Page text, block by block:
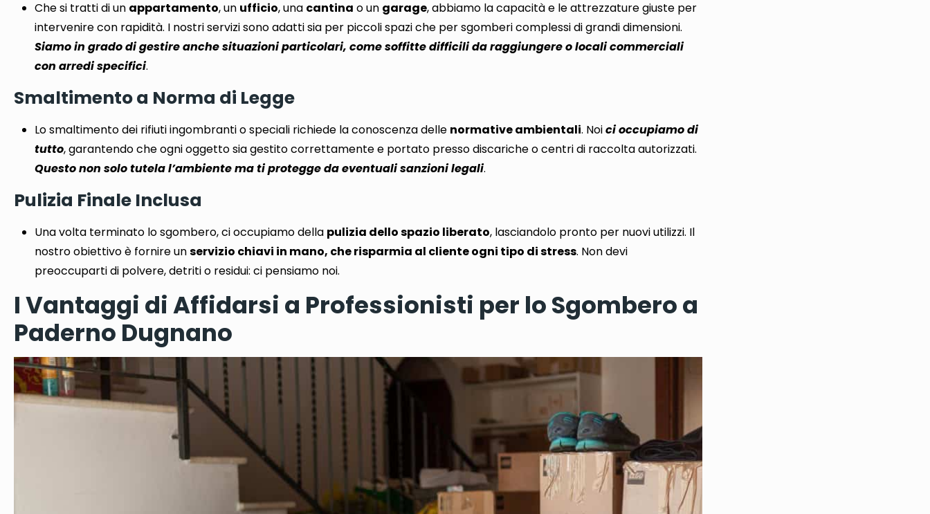
Che si tratti di un appartamento, un ufficio, una cantina o un garage, abbiamo la capacità e le attrezzature giuste per
intervenire con rapidità. I nostri servizi sono adatti sia per piccoli spazi che per sgomberi complessi di grandi dimensioni.
Siamo in grado di gestire anche situazioni particolari, come soffitte difficili da raggiungere o locali commerciali
con arredi specifici.
Smaltimento a Norma di Legge
Lo smaltimento dei rifiuti ingombranti o speciali richiede la conoscenza delle normative ambientali. Noici occupiamo di
tutto, garantendo cheogni oggetto sia gestito correttamente e portato presso discaricheo centri di raccolta autorizzati.
Questo non solo tutela l’ambiente ma ti protegge da eventuali sanzioni legali.
Pulizia Finale Inclusa
Una volta terminato lo sgombero,ci occupiamo della pulizia dello spazio liberato, lasciandolo pronto per nuovi utilizzi. Il
nostro obiettivo è fornire unservizio chiavi in ​​mano, che risparmia al cliente ogni tipo di stress. Non devi
preoccuparti di polvere, detriti o residui: ci pensiamo noi.
I Vantaggi di Affidarsi a Professionisti per lo Sgombero a
Paderno Dugnano